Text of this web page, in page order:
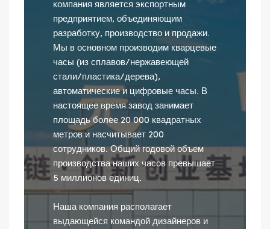
компания является экспортным
предприятием, объединяющим
разработку, производство и продажи.
Мы в основном производим кварцевые
часы (из сплавов/нержавеющей
стали/пластика/дерева),
автоматические и цифровые часы. В
настоящее время завод занимает
площадь более 20 000 квадратных
метров и насчитывает 200
сотрудников. Общий годовой объем
производства наших часов превышает
5 миллионов единиц.
Наша компания располагает
выдающейся командой дизайнеров и